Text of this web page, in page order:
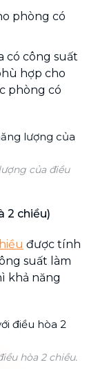
phòng có
có công suất
hợp cho
phòng có
của điều
2 chiều)
được tính
suất làm
khả năng
hòa 2 chiều.